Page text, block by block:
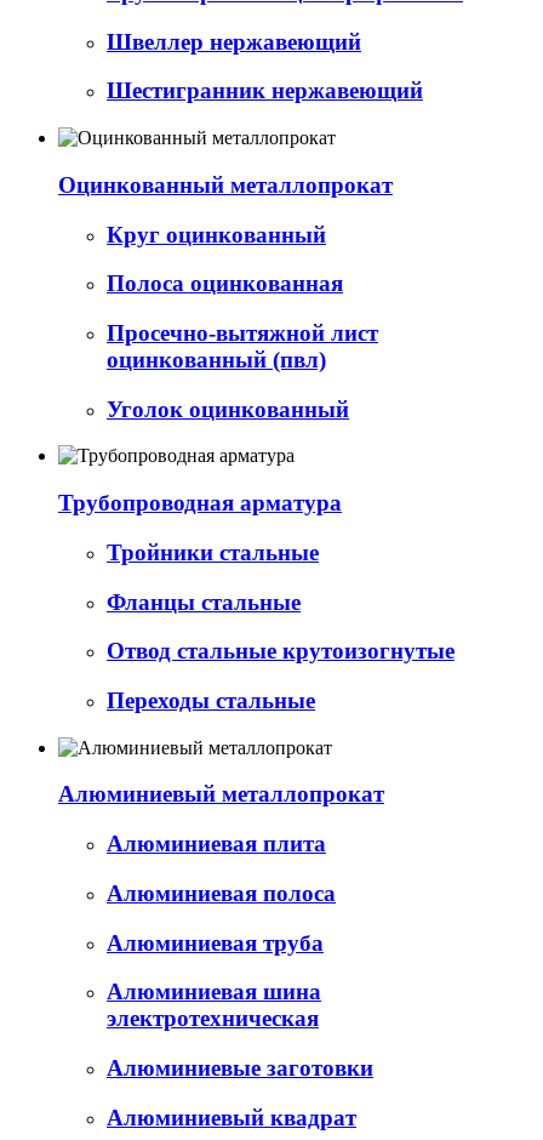
Швеллер нержавеющий
Шестигранник нержавеющий
Оцинкованный металлопрокат
Круг оцинкованный
Полоса оцинкованная
Просечно-вытяжной лист
оцинкованный (пвл)
Уголок оцинкованный
Трубопроводная арматура
Тройники стальные
Фланцы стальные
Отвод стальные крутоизогнутые
Переходы стальные
Алюминиевый металлопрокат
Алюминиевая плита
Алюминиевая полоса
Алюминиевая труба
Алюминиевая шина
электротехническая
Алюминиевые заготовки
Алюминиевый квадрат